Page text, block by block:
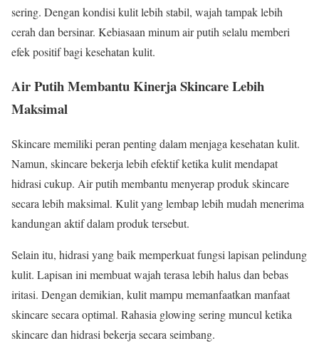
sering. Dengan kondisi kulit lebih stabil, wajah tampak lebih
cerah dan bersinar. Kebiasaan minum air putih selalu memberi
efek positif bagi kesehatan kulit.
Air Putih Membantu Kinerja Skincare Lebih
Maksimal
Skincare memiliki peran penting dalam menjaga kesehatan kulit.
Namun, skincare bekerja lebih efektif ketika kulit mendapat
hidrasi cukup. Air putih membantu menyerap produk skincare
secara lebih maksimal. Kulit yang lembap lebih mudah menerima
kandungan aktif dalam produk tersebut.
Selain itu, hidrasi yang baik memperkuat fungsi lapisan pelindung
kulit. Lapisan ini membuat wajah terasa lebih halus dan bebas
iritasi. Dengan demikian, kulit mampu memanfaatkan manfaat
skincare secara optimal. Rahasia glowing sering muncul ketika
skincare dan hidrasi bekerja secara seimbang.